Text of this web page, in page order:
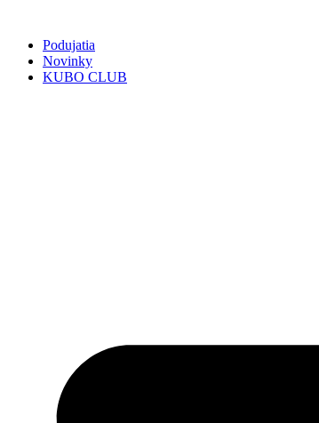
obsah
Podujatia
Novinky
KUBO CLUB